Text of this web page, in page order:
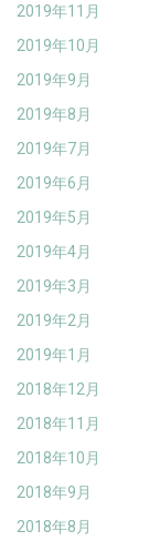
2019年11月
2019年10月
2019年9月
2019年8月
2019年7月
2019年6月
2019年5月
2019年4月
2019年3月
2019年2月
2019年1月
2018年12月
2018年11月
2018年10月
2018年9月
2018年8月